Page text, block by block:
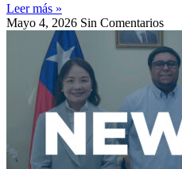
Leer más »
Mayo 4, 2026 Sin Comentarios